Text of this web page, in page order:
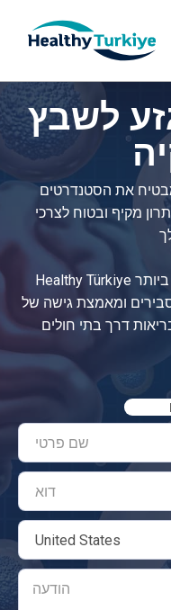
p
t
o
e
לשבץ
את הסטנדרטים
מקיף ובטוח לצרכי
Healthy Türkiye עוזרת לך למצוא את הטיפול הטוב ביותר
ומאמצת גישה של
הבריאות דרך בתי חולים